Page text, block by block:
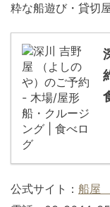
粋な船遊び・貸切
公式サイト： 船屋